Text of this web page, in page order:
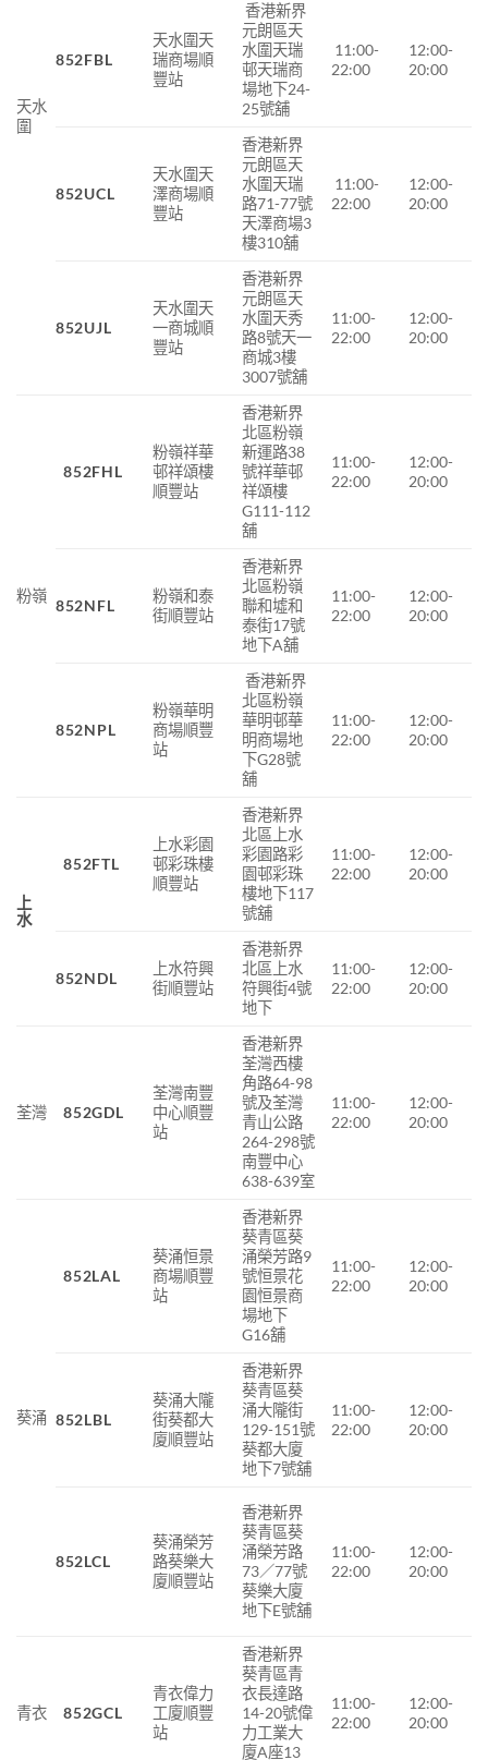
天水
圍
852FBL
天水圍天
瑞商場順
豐站
香港新界
元朗區天
水圍天瑞
邨天瑞商
場地下24-
25號舖
11:00-
22:00
12:00-
20:00
852UCL
天水圍天
澤商場順
豐站
香港新界
元朗區天
水圍天瑞
路71-77號
天澤商場3
樓310舖
11:00-
22:00
12:00-
20:00
852UJL
天水圍天
一商城順
豐站
香港新界
元朗區天
水圍天秀
路8號天一
商城3樓
3007號舖
11:00-
22:00
12:00-
20:00
粉嶺
852FHL
粉嶺祥華
邨祥頌樓
順豐站
香港新界
北區粉嶺
新運路38
號祥華邨
祥頌樓
G111-112
舖
11:00-
22:00
12:00-
20:00
852NFL
粉嶺和泰
街順豐站
香港新界
北區粉嶺
聯和墟和
泰街17號
地下A舖
11:00-
22:00
12:00-
20:00
852NPL
粉嶺華明
商場順豐
站
香港新界
北區粉嶺
華明邨華
明商場地
下G28號
舖
11:00-
22:00
12:00-
20:00
上
水
852FTL
上水彩園
邨彩珠樓
順豐站
香港新界
北區上水
彩園路彩
園邨彩珠
樓地下117
號舖
11:00-
22:00
12:00-
20:00
852NDL
上水符興
街順豐站
香港新界
北區上水
符興街4號
地下
11:00-
22:00
12:00-
20:00
荃灣 852GDL
荃灣南豐
中心順豐
站
香港新界
荃灣西樓
角路64-98
號及荃灣
青山公路
264-298號
南豐中心
638-639室
11:00-
22:00
12:00-
20:00
葵涌
852LAL
葵涌恒景
商場順豐
站
香港新界
葵青區葵
涌榮芳路9
號恒景花
園恒景商
場地下
G16舖
11:00-
22:00
12:00-
20:00
852LBL
葵涌大隴
街葵都大
廈順豐站
香港新界
葵青區葵
涌大隴街
129-151號
葵都大廈
地下7號舖
11:00-
22:00
12:00-
20:00
852LCL
葵涌榮芳
路葵樂大
廈順豐站
香港新界
葵青區葵
涌榮芳路
73／77號
葵樂大廈
地下E號舖
11:00-
22:00
12:00-
20:00
青衣 852GCL
青衣偉力
工廈順豐
站
香港新界
葵青區青
衣長達路
14-20號偉
力工業大
廈A座13
11:00-
22:00
12:00-
20:00